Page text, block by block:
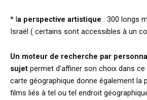
* la perspective artistique : 300 longs
Israël ( certains sont accessibles à un
Un moteur de recherche par
sujet permet d’affiner son choix dans
carte géographique donne également la
films liés à tel ou tel endroit